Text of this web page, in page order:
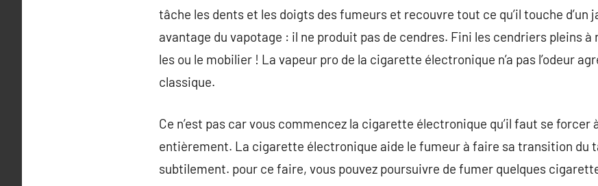
tâche les dents et les doigts des fumeurs et recouvre tout ce qu’il touche d’un
avantage du vapotage : il ne produit pas de cendres. Fini les cendriers pleins à
les ou le mobilier ! La vapeur pro de la cigarette électronique n’a pas l’odeur
classique.
Ce n’est pas car vous commencez la cigarette électronique qu’il faut se
entièrement. La cigarette électronique aide le fumeur à faire sa transition du
subtilement. pour ce faire, vous pouvez poursuivre de fumer quelques